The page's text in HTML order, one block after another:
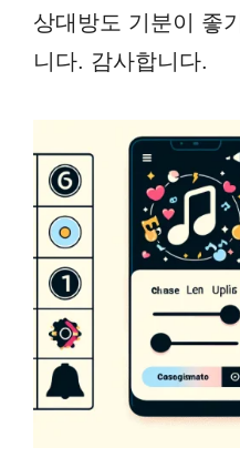
상대방도 기분이 좋
니다. 감사합니다.